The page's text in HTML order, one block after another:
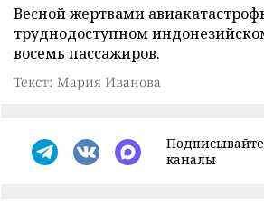
Весной жертвами
труднодоступном
восемь пассажиров.
Текст: Мария Иванова
каналы